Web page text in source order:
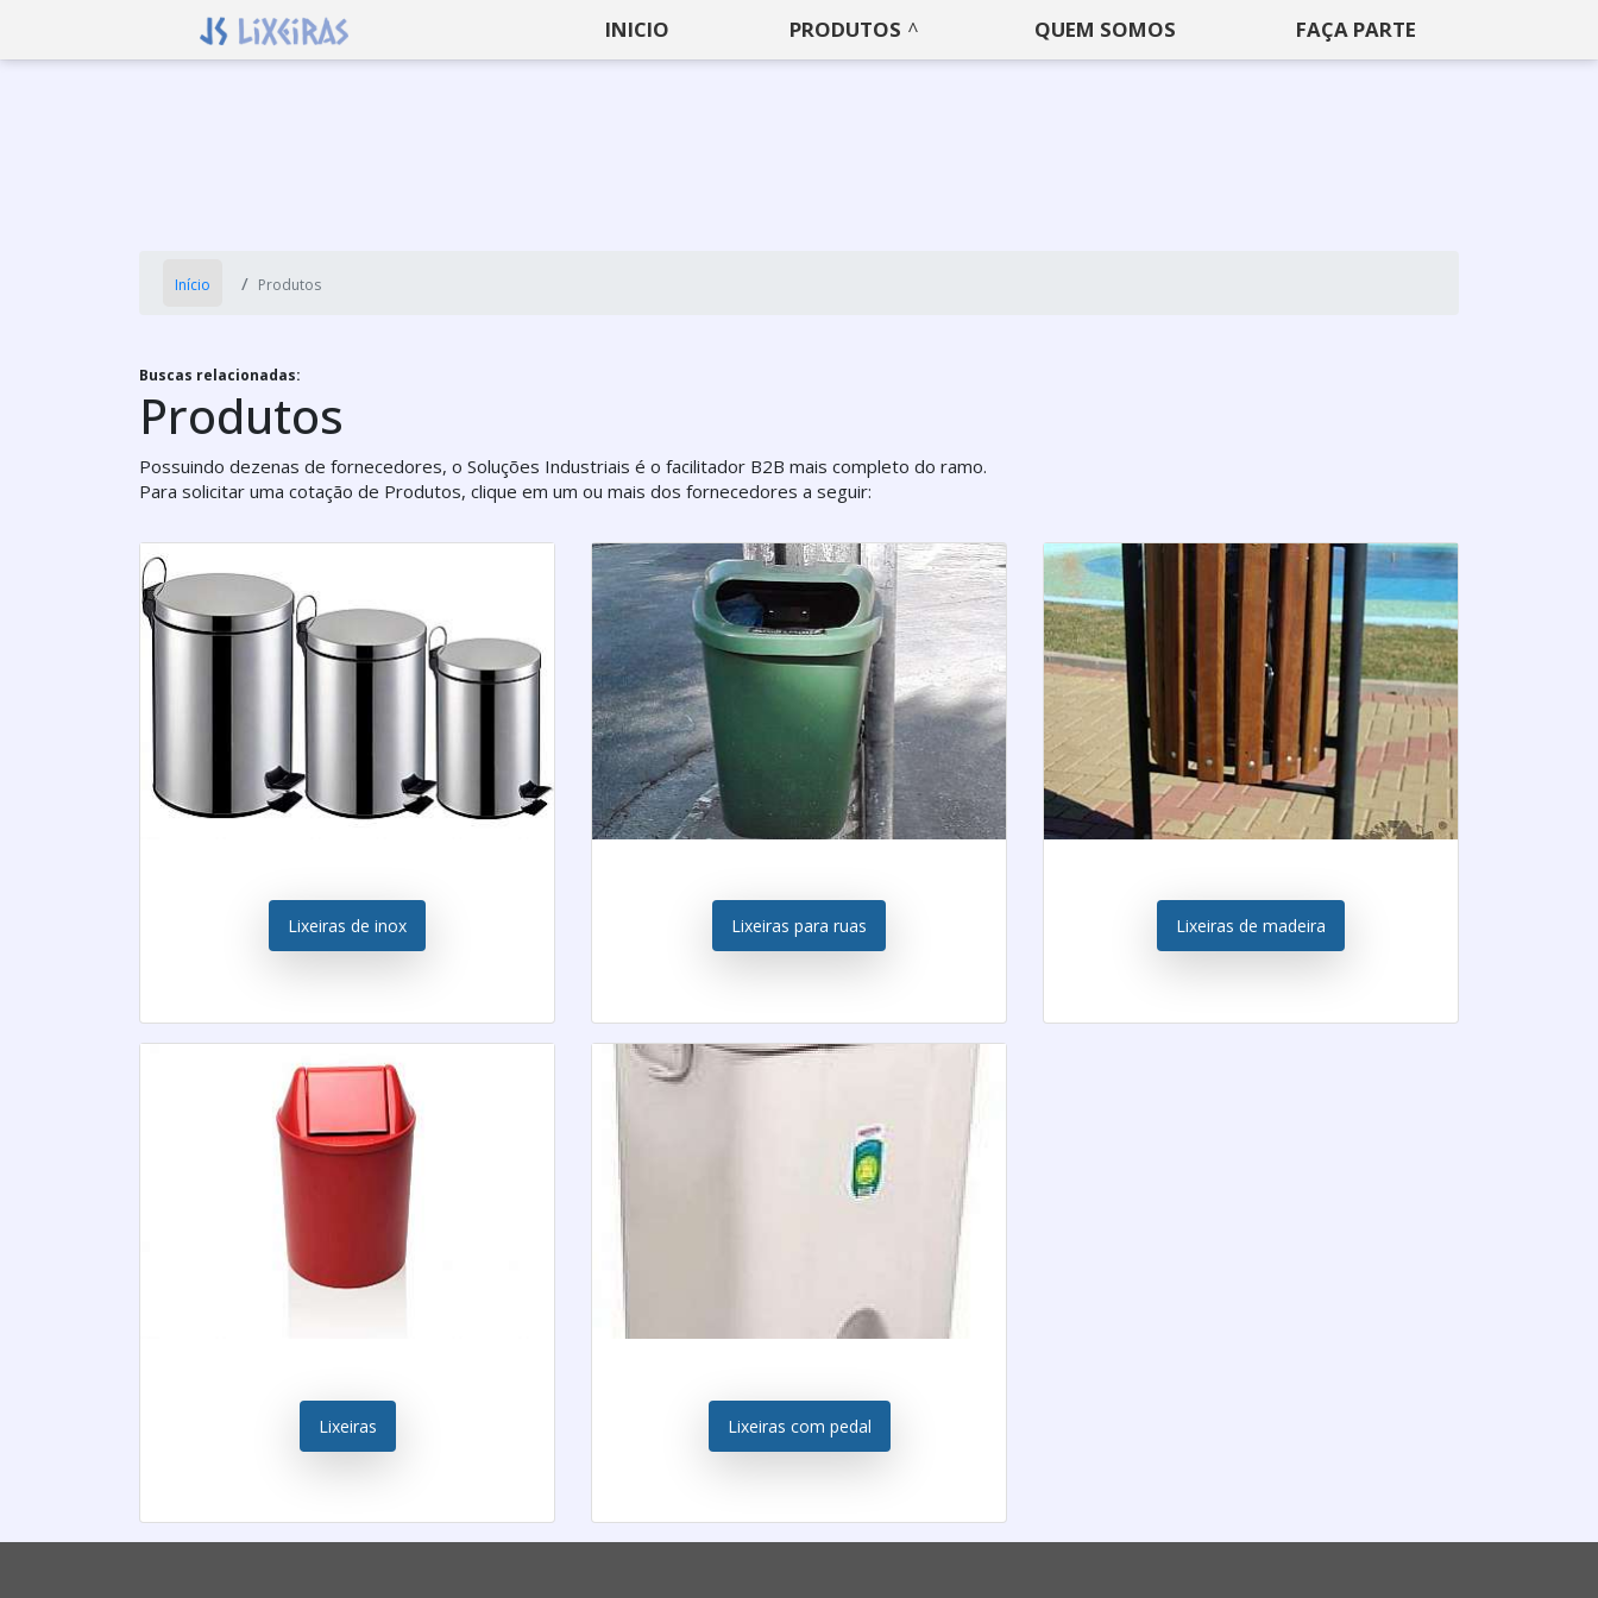
INICIO PRODUTOS QUEM SOMOS FAÇA PARTE
Início Produtos
Buscas relacionadas:
Produtos
Possuindo dezenas de fornecedores, o Soluções Industriais é o facilitador B2B mais completo do ramo.
Para solicitar uma cotação de Produtos, clique em um ou mais dos fornecedores a seguir:
Lixeiras de inox Lixeiras para ruas Lixeiras de madeira
Lixeiras Lixeiras com pedal